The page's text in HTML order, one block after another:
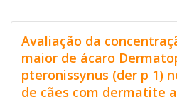
Avaliação da
maior de ácaro
pteronissynus (der p 1)
de cães com dermatite